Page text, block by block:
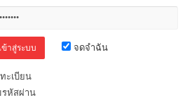
จดจำฉัน
ะเบียน
หัสผ่าน